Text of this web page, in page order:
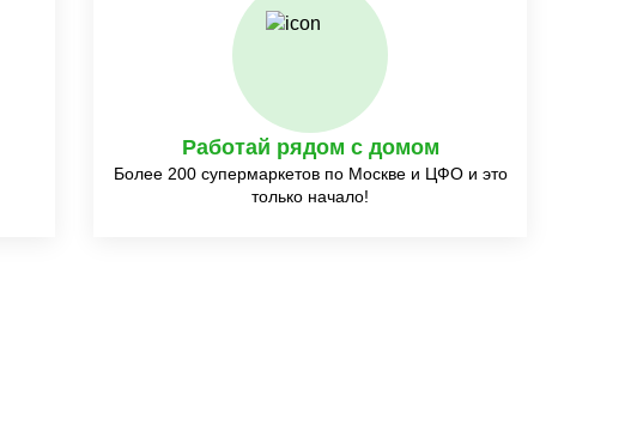
Работай рядом с домом
Более 200 супермаркетов по Москве и ЦФО и это
только начало!